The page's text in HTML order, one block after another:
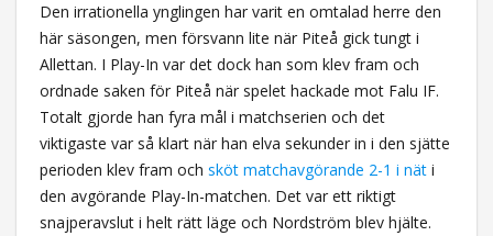
Den irrationella ynglingen har varit en omtalad herre den
här säsongen, men försvann lite när Piteå gick tungt i
Allettan. I Play-In var det dock han som klev fram och
ordnade saken för Piteå när spelet hackade mot Falu IF.
Totalt gjorde han fyra mål i matchserien och det
viktigaste var så klart när han elva sekunder in i den sjätte
perioden klev fram och sköt matchavgörande 2-1 i näti
den avgörande Play-In-matchen. Det var ett riktigt
snajperavslut i helt rätt läge och Nordström blev hjälte.